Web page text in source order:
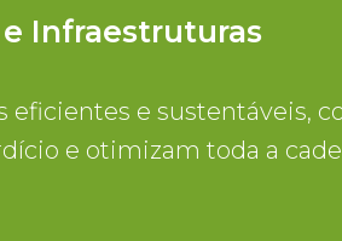
e Infraestruturas
e sustentáveis,
e otimizam toda a